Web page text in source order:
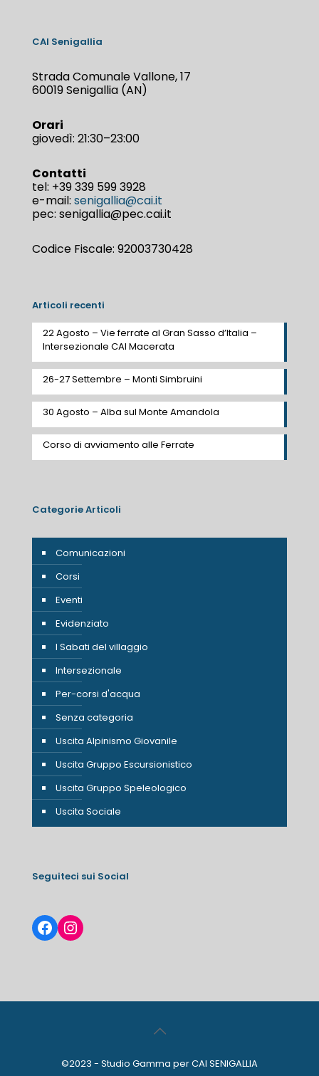
CAI Senigallia
Strada Comunale Vallone, 17
60019 Senigallia (AN)
Orari
giovedì: 21:30–23:00
Contatti
tel: +39 339 599 3928
e-mail: senigallia@cai.it
pec: senigallia@pec.cai.it
Codice Fiscale: 92003730428
Articoli recenti
22 Agosto – Vie ferrate al Gran Sasso d’Italia –
Intersezionale CAI Macerata
26-27 Settembre – Monti Simbruini
30 Agosto – Alba sul Monte Amandola
Corso di avviamento alle Ferrate
Categorie Articoli
Comunicazioni
Corsi
Eventi
Evidenziato
I Sabati del villaggio
Intersezionale
Per-corsi d'acqua
Senza categoria
Uscita Alpinismo Giovanile
Uscita Gruppo Escursionistico
Uscita Gruppo Speleologico
Uscita Sociale
Seguiteci sui Social
Facebook
Instagram
©2023 - Studio Gamma per CAI SENIGALLIA